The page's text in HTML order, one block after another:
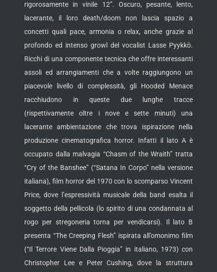
rigorosamente in vinile 12”. Oscuro, pesante, lento,
lacerante, il loro death/doom non lascia spazio a
concetti quali pace, armonia o relax, anche grazie al
profondo ed intenso growl del vocalist Lasse Pyykkö.
Ricchi di una componente tecnica che offre interessanti
assoli ed arrangiamenti che a volte raggiungono un
piacevole livello di complessità, gli Hooded Menace
racchiudono in queste due lunghe tracce
(rispettivamente oltre i nove e sette minuti) una
lacerante ambientazione che trova ispirazione nella
produzione cinematografica horror. Infatti il lato A è
occupato dalla malvagia “Chasm of the Wraith” tratta
“Cry of the Banshee” (“Satana In Corpo” nella versione
italiana), film horror del 1970 con lo scomparso Vincent
Price, dove l’espressività musicale della band esalta il
soggetto della pellicola (lo spirito di una condannata al
rogo per stregoneria torna per vendicarsi). Il lato B
presenta “The Creeping Flesh” ispirata all’omonimo film
(“Il Terrore Viene Dalla Pioggia” in italiano, 1973) con
Christopher Lee e Peter Cushing, dove la struttura